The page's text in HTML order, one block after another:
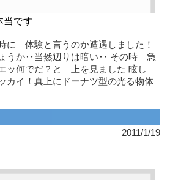
当です
に 体験と言うのか遭遇しました！
うか‥当然辺りは暗い‥ その時 急
ッ何でだ？と 上を見ました 眩し
カイ！真上にドーナツ型の光る物体
2011/1/19